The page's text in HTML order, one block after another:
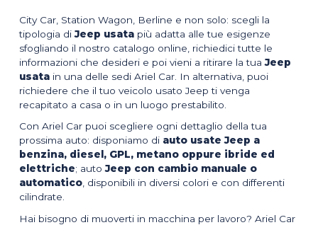
City Car, Station Wagon, Berline e non solo: scegli la
tipologia diJeep usata più adatta alle tue esigenze
sfogliando il nostro catalogo online, richiedici tutte le
informazioni che desideri e poi vieni a ritirare la tuaJeep
usata in una delle sedi Ariel Car. In alternativa, puoi
richiedere che il tuo veicolo usato Jeep ti venga
recapitato a casa o in un luogo prestabilito.
Con Ariel Car puoi scegliere ogni dettaglio della tua
prossima auto: disponiamo di auto usate Jeep a
benzina, diesel, GPL, metano oppure ibride ed
elettriche; autoJeep con cambio manuale o
automatico, disponibili in diversi colori e con differenti
cilindrate.
Hai bisogno di muoverti in macchina per lavoro? Ariel Car